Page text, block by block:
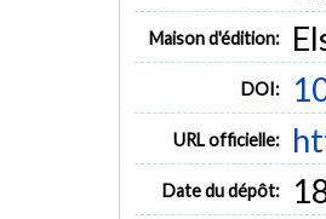
Maison d'édition:
DOI:
URL officielle:
Date du dépôt: